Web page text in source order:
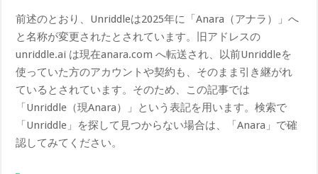
前述のとおり、Unriddleは2025年に「Anara（アナラ）」へ
と名称が変更されたとされています。旧アドレスの
unriddle.ai は現在anara.com へ転送され、以前Unriddleを
使っていた方のアカウントや契約も、そのまま引き継がれ
ているとされています。そのため、この記事では
「Unriddle（現Anara）」という表記を用います。検索で
「Unriddle」を探して見つからない場合は、「Anara」で確
認してみてください。